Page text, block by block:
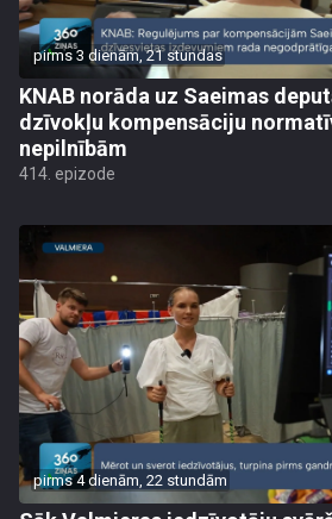
pirms 3 dienām, 21 stundas
KNAB norāda uz Saeimas
dzīvokļu kompensāciju
nepilnībām
414. epizode
pirms 4 dienām, 22 stundām